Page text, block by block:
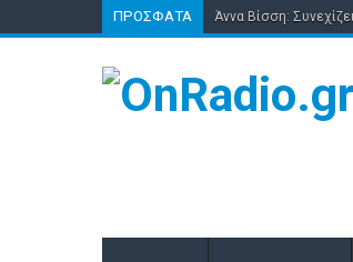
ΠΡΌΣΦΑΤΑ Άννα Βίσση: